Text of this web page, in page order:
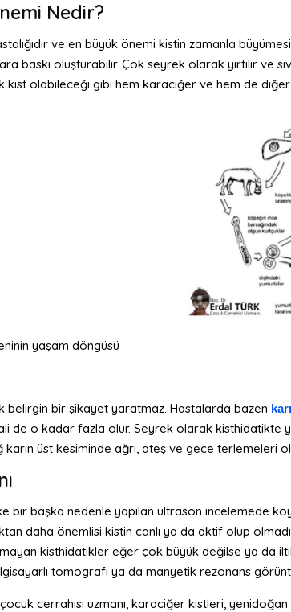
Nedir?
ve en büyük önemi kistin zamanla
baskı oluşturabilir. Çok seyrek olarak yırtılır ve
olabileceği gibi hem karaciğer ve hem de
yaşam döngüsü
belirgin bir şikayet yaratmaz. Hastalarda bazen
de o kadar fazla olur. Seyrek olarak kisthidatikte
karın üst kesiminde ağrı, ateş ve gece terlemeleri
bir başka nedenle yapılan ultrason incelemede
daha önemlisi kistin canlı ya da aktif olup
kisthidatikler eğer çok büyük değilse ya
tomografi ya da manyetik rezonans
cerrahisi uzmanı, karaciğer kistleri,